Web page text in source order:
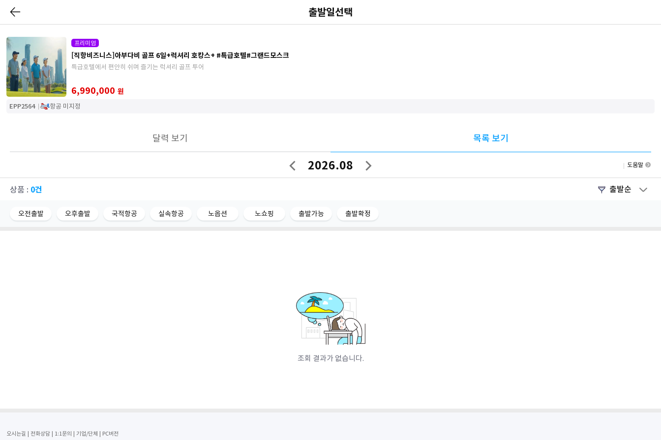
출발일선택
프리미엄
[직항비즈니스]아부다비 골프 6일+럭셔리 호캉스+ #특급호텔#그랜드모스크
특급호텔에서 편안히 쉬며 즐기는 럭셔리 골프 투어
6,990,000 원
EPP2564 항공 미지정
달력 보기 목록 보기
이
2026.08
다
도움말
상품 : 0건 출발순
오전출발 오후출발 국적항공 실속항공 노옵션 노쇼핑 출발가능 출발확정
조회 결과가 없습니다.​
오시는길 전화상담 1:1문의 기업/단체 PC버전